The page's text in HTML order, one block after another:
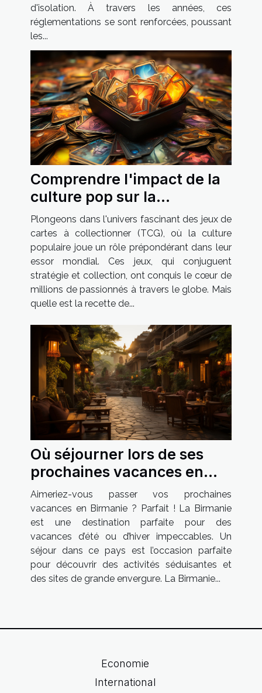
d'isolation. À travers les années, ces
réglementations se sont renforcées, poussant
les...
Comprendre l'impact de la
culture pop sur la
popularité des TCG à
travers le monde
Plongeons dans l'univers fascinant des jeux de
cartes à collectionner (TCG), où la culture
populaire joue un rôle prépondérant dans leur
essor mondial. Ces jeux, qui conjuguent
stratégie et collection, ont conquis le cœur de
millions de passionnés à travers le globe. Mais
quelle est la recette de...
Où séjourner lors de ses
prochaines vacances en
Birmanie ?
Aimeriez-vous passer vos prochaines
vacances en Birmanie ? Parfait ! La Birmanie
est une destination parfaite pour des
vacances d’été ou d’hiver impeccables. Un
séjour dans ce pays est l’occasion parfaite
pour découvrir des activités séduisantes et
des sites de grande envergure. La Birmanie...
Economie
International